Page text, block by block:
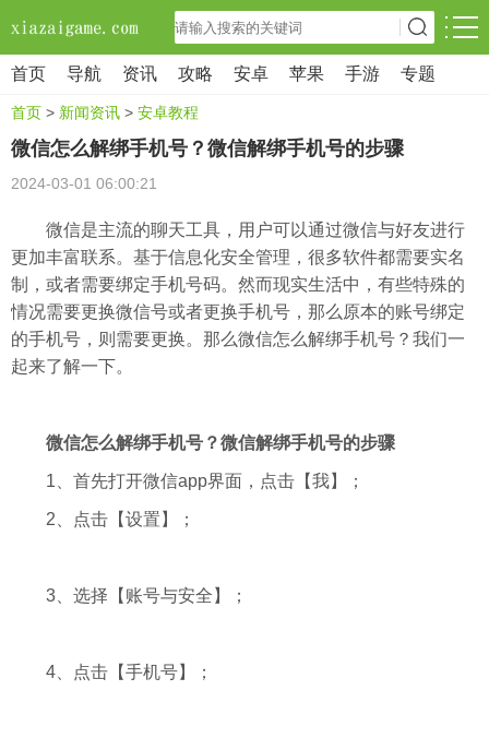
首页 导航 资讯 攻略 安卓 苹果 手游 专题
首页 > 新闻资讯 > 安卓教程
微信怎么解绑手机号？微信解绑手机号的步骤
2024-03-01 06:00:21
微信是主流的聊天工具，用户可以通过微信与好友进行
更加丰富联系。基于信息化安全管理，很多软件都需要实名
制，或者需要绑定手机号码。然而现实生活中，有些特殊的
情况需要更换微信号或者更换手机号，那么原本的账号绑定
的手机号，则需要更换。那么微信怎么解绑手机号？我们一
起来了解一下。
微信怎么解绑手机号？微信解绑手机号的步骤
1、首先打开微信app界面，点击【我】；
2、点击【设置】；
3、选择【账号与安全】；
4、点击【手机号】；